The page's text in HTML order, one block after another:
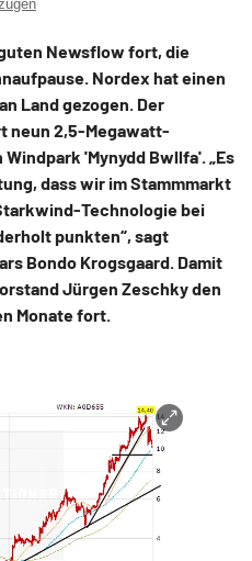
Newsflow fort, die
Nordex hat einen
Land gezogen. Der
neun 2,5-Megawatt-
'Mynydd Bwllfa'. „Es
dass wir im Stammmarkt
Technologie bei
punkten“, sagt
Bondo Krogsgaard. Damit
Jürgen Zeschky den
Monate fort.